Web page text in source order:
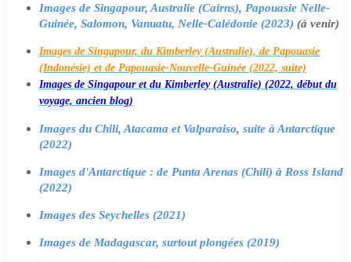
Images de Singapour, Australie (Cairns), Papouasie Nelle-
Guinée, Salomon, Vanuatu, Nelle-Calédonie (2023) (à venir)
Images de Singapour, du Kimberley (Australie), de Papouasie
(Indonésie) et de Papouasie-Nouvelle-Guinée (2022, suite)
Images de Singapour et du Kimberley (Australie) (2022, début du
voyage, ancien blog)
Images du Chili, Atacama et Valparaiso, suite à Antarctique
(2022)
Images d'Antarctique : de Punta Arenas (Chili) à Ross Island
(2022)
Images des Seychelles (2021)
Images de Madagascar, surtout plongées (2019)